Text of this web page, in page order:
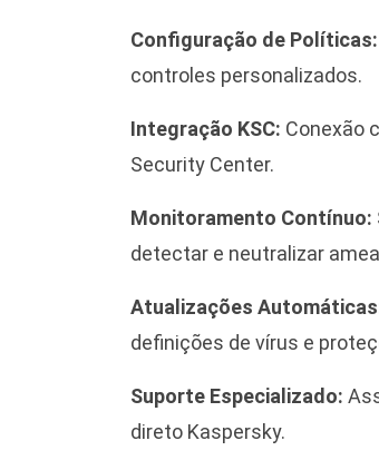
Configuração de Políticas:
controles personalizados.
Integração KSC: Conexão
Security Center.
Monitoramento Contínuo:
detectar e neutralizar
Atualizações
definições de vírus e
Suporte Especializado:
direto Kaspersky.